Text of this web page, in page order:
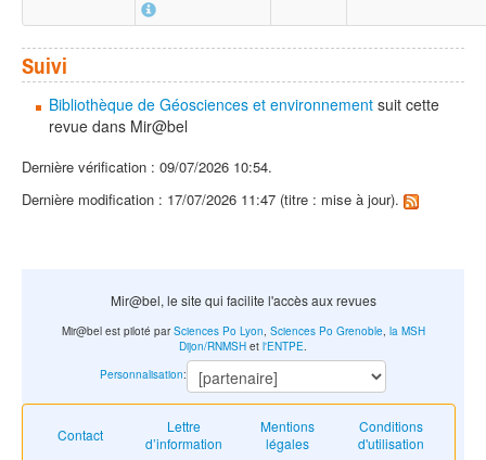
Suivi
Bibliothèque de Géosciences et environnement suit cette
revue dans Mir@bel
Dernière vérification : 09/07/2026 10:54.
Dernière modification : 17/07/2026 11:47 (titre : mise à jour).
Mir@bel, le site qui facilite l'accès aux revues
Contact
Lettre
d’information
Mentions
légales
Conditions
d'utilisation
Mir@bel est piloté parSciences Po Lyon Sciences Po Grenoble, la MSH
Dijon/RNMSH et l'ENTPE
Personnalisation: